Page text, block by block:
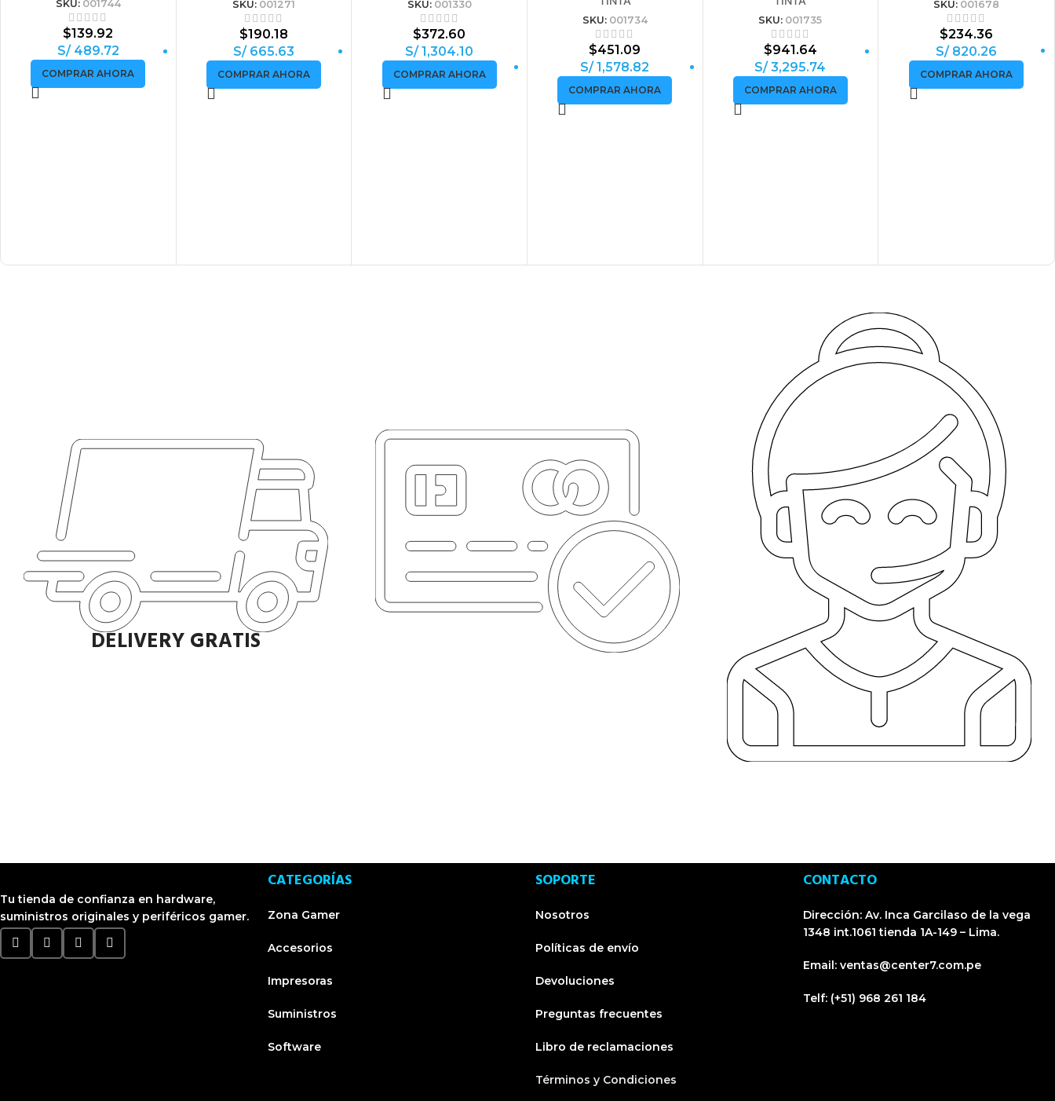
SKU: 001744
$139.92
S/ 489.72
COMPRAR AHORA
SKU: 001271
$190.18
S/ 665.63
COMPRAR AHORA
SKU: 001330
$372.60
S/ 1,304.10
COMPRAR AHORA
SKU: 001734
$451.09
S/ 1,578.82
COMPRAR AHORA
SKU: 001735
$941.64
S/ 3,295.74
COMPRAR AHORA
SKU: 001678
$234.36
S/ 820.26
COMPRAR AHORA
DELIVERY GRATIS
TIENDA EN LIMA
Tu tienda de confianza en hardware,
suministros originales y periféricos gamer.
CATEGORÍAS
Zona Gamer
Accesorios
Impresoras
Suministros
Software
SOPORTE
Nosotros
Políticas de envío
Devoluciones
Preguntas frecuentes
Libro de reclamaciones
Términos y Condiciones
CONTACTO
Dirección: Av. Inca Garcilaso de la vega
1348 int.1061 tienda 1A-149 – Lima.
Email: ventas@center7.com.pe
Telf: (+51) 968 261 184